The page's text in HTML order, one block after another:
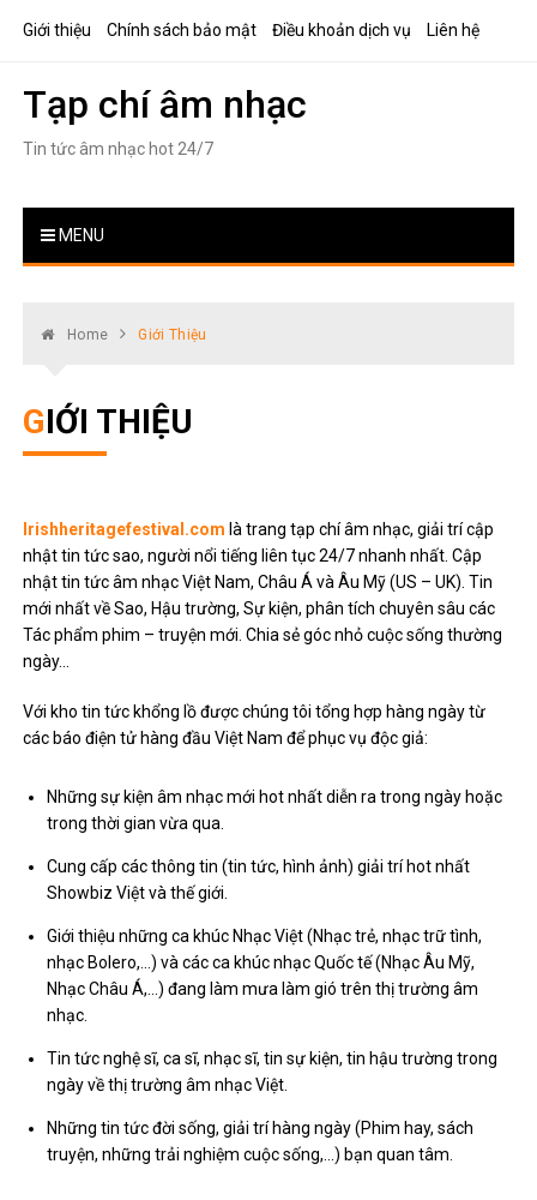
Giới thiệu Chính sách bảo mật Điều khoản dịch vụ Liên hệ
Tạp chí âm nhạc
Tin tức âm nhạc hot 24/7
MENU
Home Giới Thiệu
GIỚI THIỆU
Irishheritagefestival.com là trang tạp chí âm nhạc, giải trí cập
nhật tin tức sao, người nổi tiếng liên tục 24/7 nhanh nhất. Cập
nhật tin tức âm nhạc Việt Nam, Châu Á và Âu Mỹ (US – UK). Tin
mới nhất về Sao, Hậu trường, Sự kiện, phân tích chuyên sâu các
Tác phẩm phim – truyện mới. Chia sẻ góc nhỏ cuộc sống thường
ngày…
Với kho tin tức khổng lồ được chúng tôi tổng hợp hàng ngày từ
các báo điện tử hàng đầu Việt Nam để phục vụ độc giả:
Những sự kiện âm nhạc mới hot nhất diễn ra trong ngày hoặc
trong thời gian vừa qua.
Cung cấp các thông tin (tin tức, hình ảnh) giải trí hot nhất
Showbiz Việt và thế giới.
Giới thiệu những ca khúc Nhạc Việt (Nhạc trẻ, nhạc trữ tình,
nhạc Bolero,…) và các ca khúc nhạc Quốc tế (Nhạc Âu Mỹ,
Nhạc Châu Á,…) đang làm mưa làm gió trên thị trường âm
nhạc.
Tin tức nghệ sĩ, ca sĩ, nhạc sĩ, tin sự kiện, tin hậu trường trong
ngày về thị trường âm nhạc Việt.
Những tin tức đời sống, giải trí hàng ngày (Phim hay, sách
truyện, những trải nghiệm cuộc sống,…) bạn quan tâm.